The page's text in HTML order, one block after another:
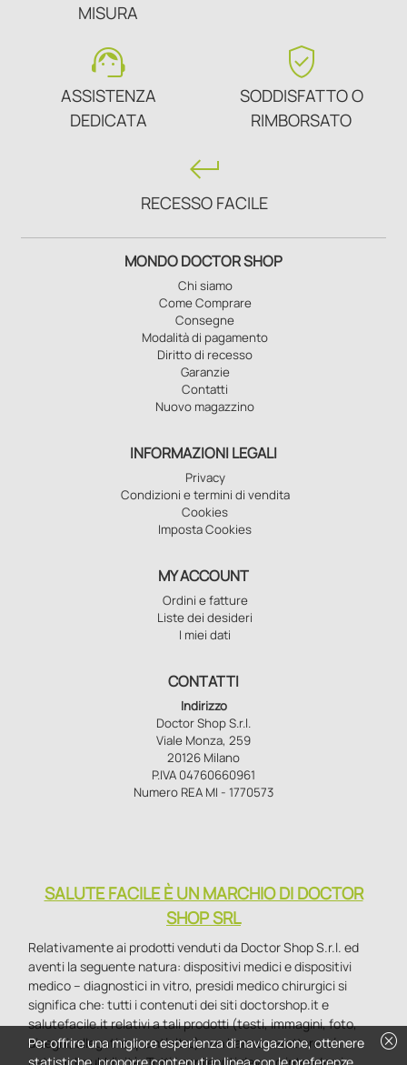
MISURA
support_agent
ASSISTENZA
DEDICATA
verified_user
SODDISFATTO O
RIMBORSATO
keyboard_return
RECESSO FACILE
MONDO DOCTOR SHOP
Chi siamo
Come Comprare
Consegne
Modalità di pagamento
Diritto di recesso
Garanzie
Contatti
Nuovo magazzino
INFORMAZIONI LEGALI
Privacy
Condizioni e termini di vendita
Cookies
Imposta Cookies
MY ACCOUNT
Ordini e fatture
Liste dei desideri
I miei dati
CONTATTI
Indirizzo
Doctor Shop S.r.l.
Viale Monza, 259
20126 Milano
P.IVA 04760660961
Numero REA MI - 1770573
SALUTE FACILE È UN MARCHIO DI DOCTOR
SHOP SRL
Relativamente ai prodotti venduti da Doctor Shop S.r.l. ed
aventi la seguente natura: dispositivi medici e dispositivi
medico – diagnostici in vitro, presidi medico chirurgici si
significa che: tutti i contenuti dei siti doctorshop.it e
salutefacile.it relativi a tali prodotti (testi, immagini, foto,
disegni, allegati e quant’altro) non hanno carattere né
natura di pubblicità. Tutti i contenuti devono intendersi e
cancel
Per offrire una migliore esperienza di navigazione, ottenere